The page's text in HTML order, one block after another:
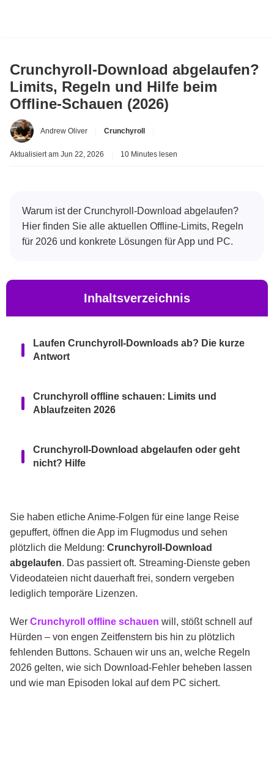
Crunchyroll-Download abgelaufen?
Limits, Regeln und Hilfe beim
Offline-Schauen (2026)
Andrew Oliver Crunchyroll
Aktualisiert am Jun 22, 2026 10 Minutes lesen
Warum ist der Crunchyroll-Download abgelaufen?
Hier finden Sie alle aktuellen Offline-Limits, Regeln
für 2026 und konkrete Lösungen für App und PC.
Inhaltsverzeichnis
Laufen Crunchyroll-Downloads ab? Die kurze
Antwort
Crunchyroll offline schauen: Limits und
Ablaufzeiten 2026
Crunchyroll-Download abgelaufen oder geht
nicht? Hilfe
Optionen
Fazit und Empfehlung
FAQs
Sie haben etliche Anime-Folgen für eine lange Reise
gepuffert, öffnen die App im Flugmodus und sehen
plötzlich die Meldung: Crunchyroll-Download
abgelaufen. Das passiert oft. Streaming-Dienste geben
Videodateien nicht dauerhaft frei, sondern vergeben
lediglich temporäre Lizenzen.
Wer Crunchyroll offline schauen will, stößt schnell auf
Hürden – von engen Zeitfenstern bis hin zu plötzlich
fehlenden Buttons. Schauen wir uns an, welche Regeln
2026 gelten, wie sich Download-Fehler beheben lassen
und wie man Episoden lokal auf dem PC sichert.